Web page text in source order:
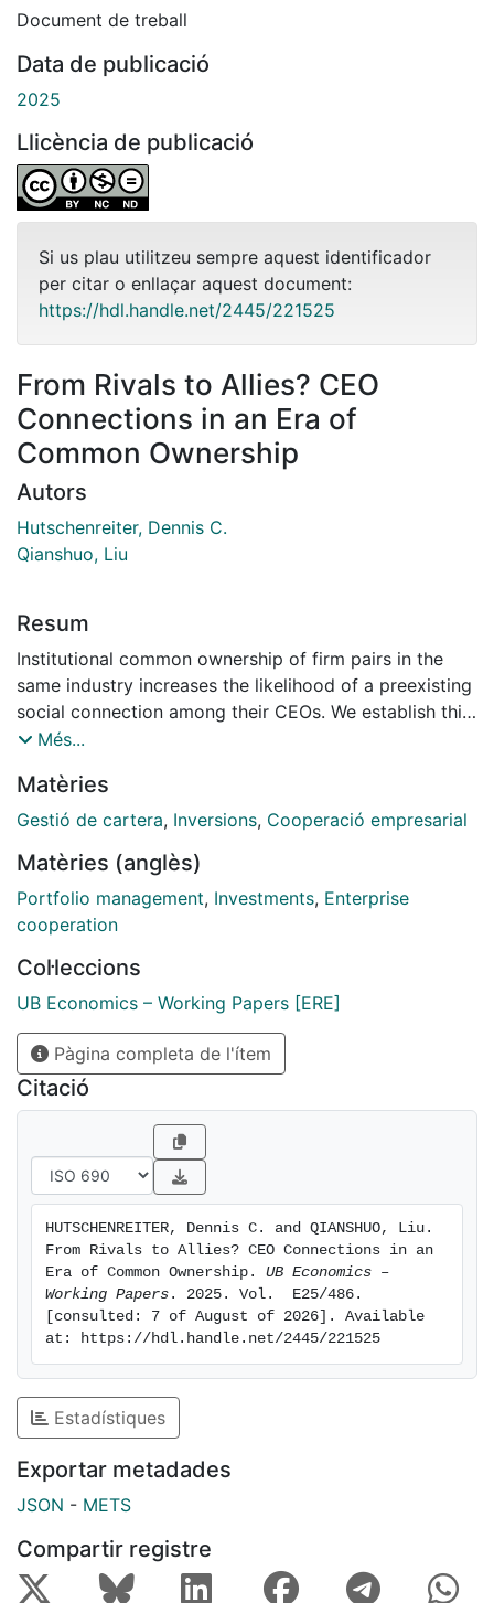
Document de treball
Data de publicació
2025
Llicència de publicació
Si us plau utilitzeu sempre aquest identificador
per citar o enllaçar aquest document:
https://hdl.handle.net/2445/221525
From Rivals to Allies? CEO
Connections in an Era of
Common Ownership
Autors
Hutschenreiter, Dennis C.
Qianshuo, Liu
Resum
Institutional common ownership of firm pairs in the
same industry increases the likelihood of a preexisting
social connection among their CEOs. We establish this
relationship using a quasinatural experiment that
hiring events and detailed information on CEO
biographies. In addition, for peer firms, gaining a CEO
correlates with higher returns on assets, stock market
returns, and decreasing product similarity between
companies. We find evidence consistent with common
managerial decisionmaking and increase portfolio
firms' performance.
Més...
Matèries
Gestió de cartera, Inversions, Cooperació empresarial
Matèries (anglès)
Portfolio management, Investments, Enterprise
cooperation
Col·leccions
UB Economics – Working Papers [ERE]
Pàgina completa de l'ítem
Citació
HUTSCHENREITER, Dennis C. and QIANSHUO, Liu.
From Rivals to Allies? CEO Connections in an
Era of Common Ownership. UB Economics –
Working Papers . 2025. Vol.  E25/486.
[consulted: 7 of August of 2026]. Available
at: https://hdl.handle.net/2445/221525
Estadístiques
Exportar metadades
JSON - METS
Compartir registre